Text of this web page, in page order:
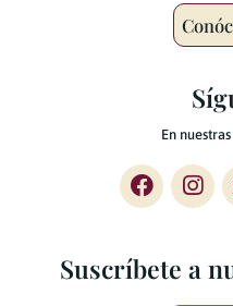
En
Suscríbete a